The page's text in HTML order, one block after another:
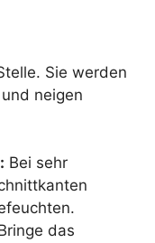
Sie werden
neigen
Bei sehr
das